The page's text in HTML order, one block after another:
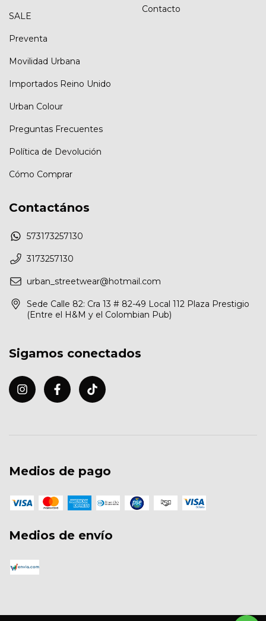
SALE
Preventa
Movilidad Urbana
Importados Reino Unido
Urban Colour
Preguntas Frecuentes
Política de Devolución
Cómo Comprar
Contacto
Contactános
573173257130
3173257130
urban_streetwear@hotmail.com
Sede Calle 82: Cra 13 # 82-49 Local 112 Plaza Prestigio
(Entre el H&M y el Colombian Pub)
Sigamos conectados
Medios de pago
Medios de envío